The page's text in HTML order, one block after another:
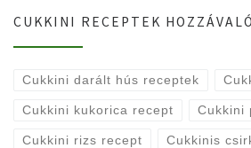
CUKKINI RECEPTEK
Cukkini darált hús receptek
Cukkini kukorica recept Cukkini
Cukkini rizs recept Cukkinis